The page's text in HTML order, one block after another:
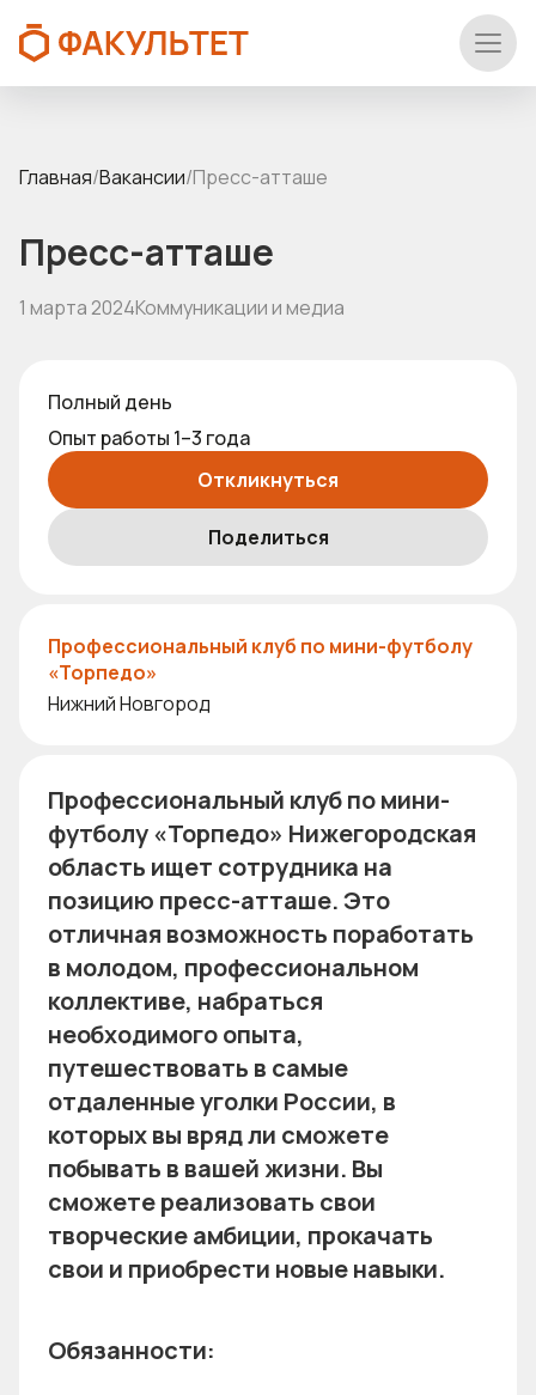
Главная/Вакансии/Пресс-атташе
Пресс-атташе
1 марта 2024Коммуникации и медиа
Профессиональный клуб по мини-
футболу «Торпедо» Нижегородская
область ищет сотрудника на
позицию пресс-атташе. Это
отличная возможность поработать
в молодом, профессиональном
коллективе, набраться
необходимого опыта,
путешествовать в самые
отдаленные уголки России, в
которых вы вряд ли сможете
побывать в вашей жизни. Вы
сможете реализовать свои
творческие амбиции, прокачать
свои и приобрести новые навыки.
Обязанности:
Полный день
Опыт работы 1–3 года
Откликнуться
Поделиться
Профессиональный клуб по мини-футболу
«Торпедо»
Нижний Новгород